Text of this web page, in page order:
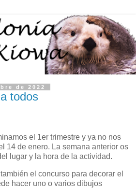
de 2022
todos
el 1er trimestre y ya no nos
14 de enero. La semana anterior os
lugar y la hora de la actividad.
el concurso para decorar el
hacer uno o varios dibujos